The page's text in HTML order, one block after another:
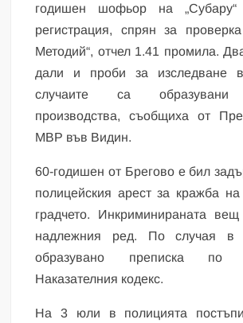
годишен шофьор на „Субару“
регистрация, спрян за
Методий“, отчел 1.41 промила.
дали и проби за
случаите са образувани
производства, съобщиха от
МВР във Видин.
60-годишен от Брегово е бил
полицейския арест за кражба
градчето. Инкриминираната
надлежния ред. По случая в
образувано преписка
Наказателния кодекс.
На 3 юли в полицията